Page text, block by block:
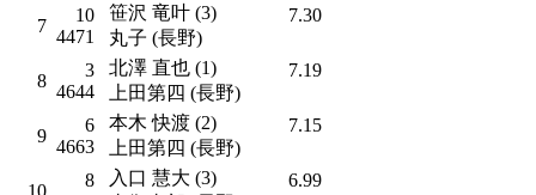
7
10
4471
笹沢 竜叶 (3)
丸子 (長野)
7.30
8
3
4644
北澤 直也 (1)
上田第四 (長野)
7.19
9
6
4663
本木 快渡 (2)
上田第四 (長野)
7.15
10
8
入口 慧大 (3)
6.99